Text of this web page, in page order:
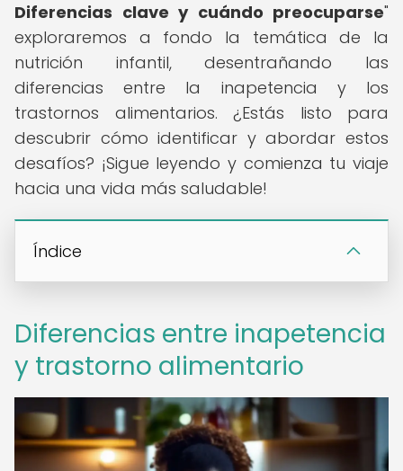
Diferencias clave y cuándo preocuparse"
exploraremos a fondo la temática de la
nutrición infantil, desentrañando las
diferencias entre la inapetencia y los
trastornos alimentarios. ¿Estás listo para
descubrir cómo identificar y abordar estos
desafíos? ¡Sigue leyendo y comienza tu viaje
hacia una vida más saludable!
Índice
Diferencias entre inapetencia
y trastorno alimentario